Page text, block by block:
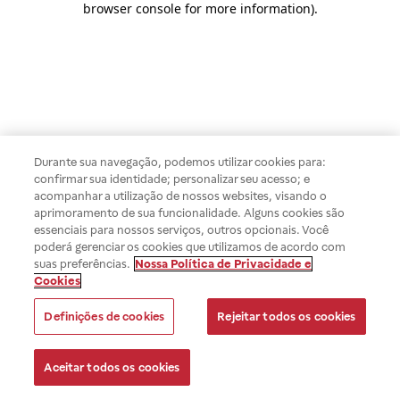
browser console for more information).
Durante sua navegação, podemos utilizar cookies para:
confirmar sua identidade; personalizar seu acesso; e
acompanhar a utilização de nossos websites, visando o
aprimoramento de sua funcionalidade. Alguns cookies são
essenciais para nossos serviços, outros opcionais. Você
poderá gerenciar os cookies que utilizamos de acordo com
suas preferências. Nossa Política de Privacidade e
Cookies
Definições de cookies Rejeitar todos os cookies
Aceitar todos os cookies